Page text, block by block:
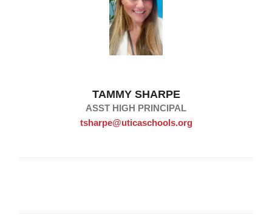
TAMMY SHARPE
ASST HIGH PRINCIPAL
tsharpe@uticaschools.org